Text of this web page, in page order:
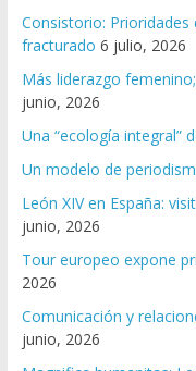
Consistorio:
fracturado 6 julio, 2026
Más liderazgo
junio, 2026
Una “ecología integral”
Un modelo de
León XIV en España:
junio, 2026
Tour europeo expone
2026
Comunicación y
junio, 2026